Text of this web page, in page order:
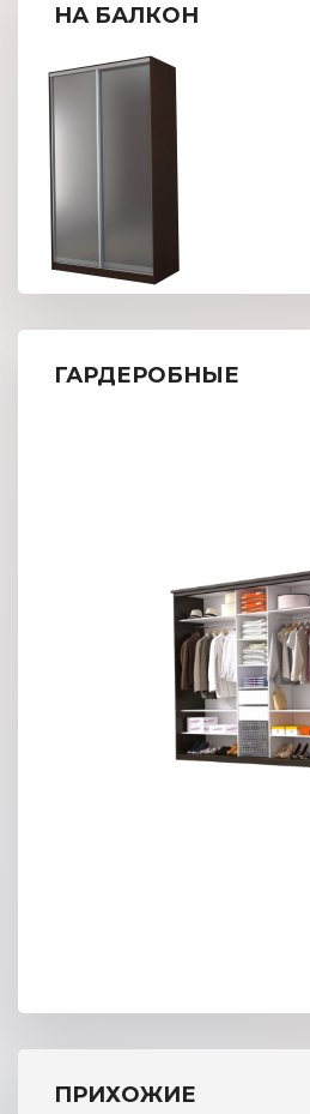
НА БАЛКОН
ГАРДЕРОБНЫЕ
ПРИХОЖИЕ